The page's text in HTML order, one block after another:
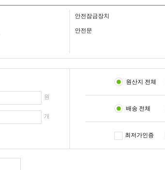
안전잠금장치
안전문
원
개
원산지 전체
배송 전체
최저가인증